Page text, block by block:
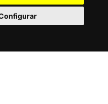
los derechos reservados.